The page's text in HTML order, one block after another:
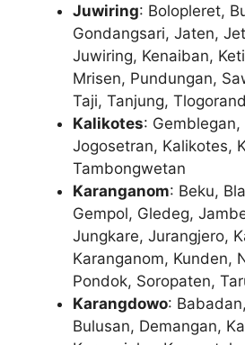
Juwiring: Bolopleret,
Gondangsari, Jaten,
Juwiring, Kenaiban,
Mrisen, Pundungan,
Taji, Tanjung,
Kalikotes:
Jogosetran, Kalikotes,
Tambongwetan
Karanganom: Beku,
Gempol, Gledeg,
Jungkare, Jurangjero,
Karanganom, Kunden,
Pondok, Soropaten,
Karangdowo:
Bulusan, Demangan,